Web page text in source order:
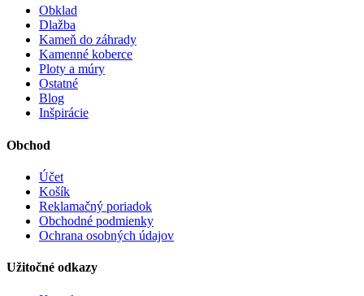
Obklad
Dlažba
Kameň do záhrady
Kamenné koberce
Ploty a múry
Ostatné
Blog
Inšpirácie
Obchod
Účet
Košík
Reklamačný poriadok
Obchodné podmienky
Ochrana osobných údajov
Užitočné odkazy